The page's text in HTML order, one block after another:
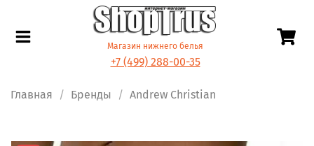
Магазин нижнего белья
+7 (499) 288-00-35
Главная Бренды Andrew Christian